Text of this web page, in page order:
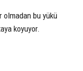
bu yükü
koyuyor.